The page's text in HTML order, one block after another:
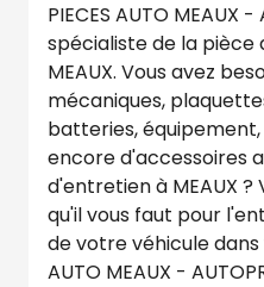
PIECES AUTO MEAUX
spécialiste de la
MEAUX. Vous avez
mécaniques,
batteries,
encore d'accessoires
d'entretien à MEAUX
qu'il vous faut pour
de votre véhicule dans
AUTO MEAUX -